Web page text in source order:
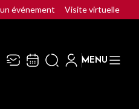
événement Visite virtuelle
MENU